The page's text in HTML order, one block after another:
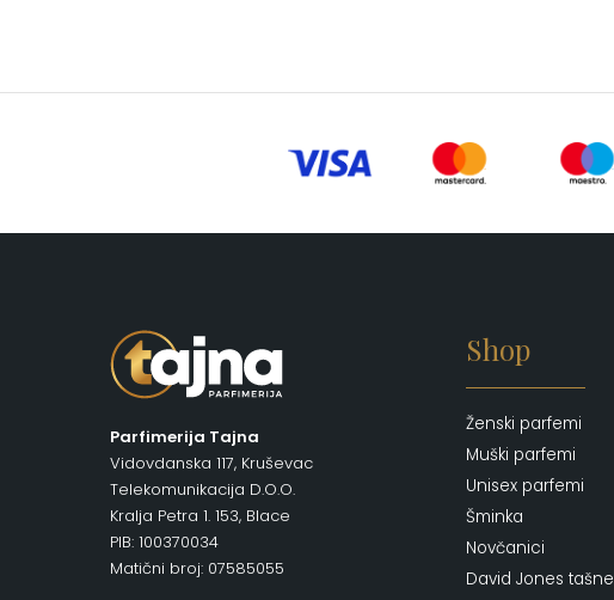
Parfimerija Tajna
Vidovdanska 117, Kruševac
Telekomunikacija D.O.O.
Kralja Petra 1. 153, Blace
PIB: 100370034
Matični broj: 07585055
Shop
Ženski parfemi
Muški parfemi
Unisex parfemi
Šminka
Novčanici
David Jones tašne